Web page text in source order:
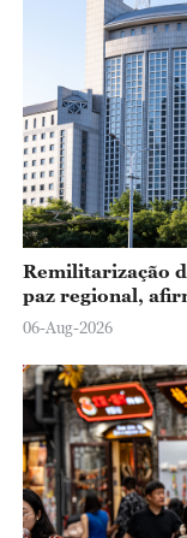
Remilitarização
paz regional,
06-Aug-2026